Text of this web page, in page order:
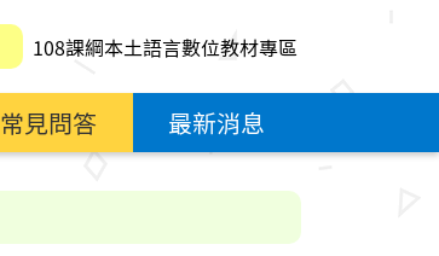
108課綱本土語言數位教材專區
常見問答 最新消息